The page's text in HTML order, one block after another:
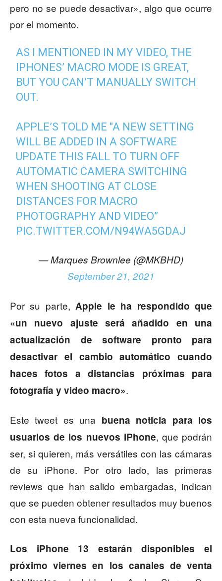
pero no se puede desactivar», algo que ocurre
por el momento.
AS I MENTIONED IN MY VIDEO, THE
IPHONES’ MACRO MODE IS GREAT,
BUT YOU CAN’T MANUALLY SWITCH
OUT.
APPLE’S TOLD ME "A NEW SETTING
WILL BE ADDED IN A SOFTWARE
UPDATE THIS FALL TO TURN OFF
AUTOMATIC CAMERA SWITCHING
WHEN SHOOTING AT CLOSE
DISTANCES FOR MACRO
PHOTOGRAPHY AND VIDEO”
PIC.TWITTER.COM/N94WA5GDAJ
— Marques Brownlee (@MKBHD)
September 21, 2021
Por su parte, Apple le ha respondido que
«un nuevo ajuste será añadido en una
actualización de software pronto para
desactivar el cambio automático cuando
haces fotos a distancias próximas para
fotografía y video macro».
Este tweet es una buena noticia para los
usuarios de los nuevos iPhone, que podrán
ser, si quieren, más versátiles con las cámaras
de su iPhone. Por otro lado, las primeras
reviews que han salido embargadas, indican
que se pueden obtener resultados muy buenos
con esta nueva funcionalidad.
Los iPhone 13 estarán disponibles el
próximo viernes en los canales de venta